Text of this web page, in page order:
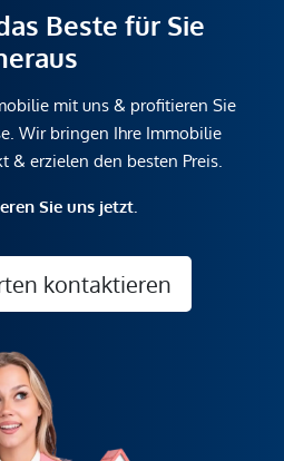
Beste für Sie
mit uns & profitieren Sie
Wir bringen Ihre Immobilie
& erzielen den besten Preis.
Sie uns jetzt.
kontaktieren